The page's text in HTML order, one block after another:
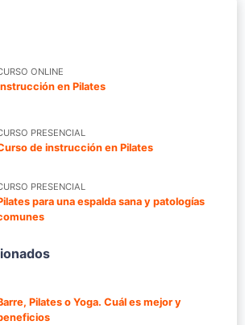
ONLINE
en Pilates
PRESENCIAL
de instrucción en Pilates
PRESENCIAL
para una espalda sana y patologías
Pilates o Yoga. Cuál es mejor y